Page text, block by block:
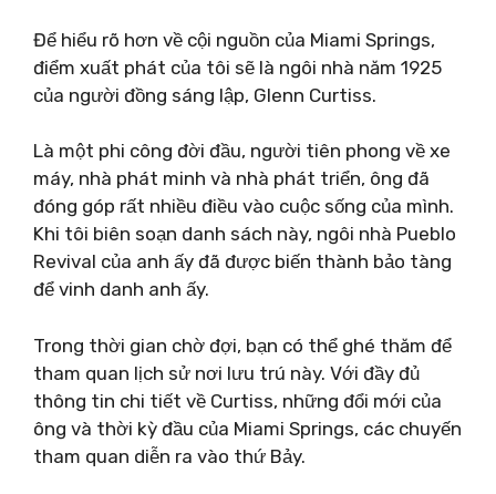
Để hiểu rõ hơn về cội nguồn của Miami Springs,
điểm xuất phát của tôi sẽ là ngôi nhà năm 1925
của người đồng sáng lập, Glenn Curtiss.
Là một phi công đời đầu, người tiên phong về xe
máy, nhà phát minh và nhà phát triển, ông đã
đóng góp rất nhiều điều vào cuộc sống của mình.
Khi tôi biên soạn danh sách này, ngôi nhà Pueblo
Revival của anh ấy đã được biến thành bảo tàng
để vinh danh anh ấy.
Trong thời gian chờ đợi, bạn có thể ghé thăm để
tham quan lịch sử nơi lưu trú này. Với đầy đủ
thông tin chi tiết về Curtiss, những đổi mới của
ông và thời kỳ đầu của Miami Springs, các chuyến
tham quan diễn ra vào thứ Bảy.